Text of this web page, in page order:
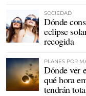
SOCIEDAD
Dónde
eclipse
recogida
PLANES POR
Dónde ver
qué hora
tendrán